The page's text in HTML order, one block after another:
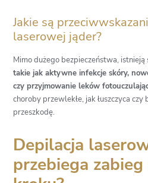
Jakie są
laserowej jąder?
Mimo dużego bezpieczeństwa,
takie jak aktywne infekcje skóry,
czy przyjmowanie leków
choroby przewlekłe, jak łuszczyca
przeszkodę.
Depilacja
przebiega